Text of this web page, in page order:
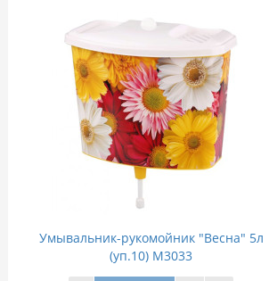
Умывальник-рукомойник "Весна" 5л
(уп.10) М3033